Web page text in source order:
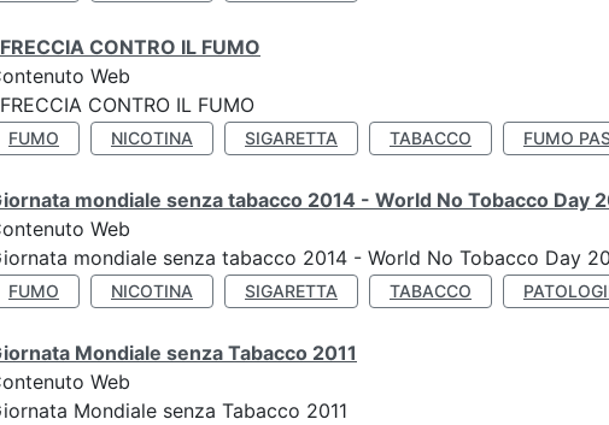
CONTRO IL FUMO
Web
CONTRO IL FUMO
FUMO NICOTINA SIGARETTA TABACCO FUMO
mondiale senza tabacco 2014 - World No Tobacco Day
Web
mondiale senza tabacco 2014 - World No Tobacco Day
FUMO NICOTINA SIGARETTA TABACCO
Mondiale senza Tabacco 2011
Web
Mondiale senza Tabacco 2011